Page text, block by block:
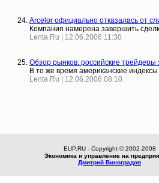
Arcelor официально отказалась от
Компания намерена завершить
Lenta.Ru | 12.06.2006 11:30
Обзор рынков: российские
В то же время американские
Lenta.Ru | 12.06.2006 08:10
EUP.RU - Copyright © 2002-2008
Экономика и управление на
Дмитрий Виноградов